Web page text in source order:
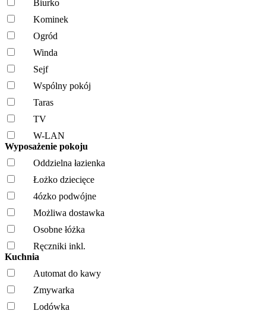
Biurko
Kominek
Ogród
Winda
Sejf
Wspólny pokój
Taras
TV
W-LAN
Wyposażenie pokoju
Oddzielna łazienka
Łożko dziecięce
4ózko podwójne
Możliwa dostawka
Osobne łóżka
Ręczniki inkl.
Kuchnia
Automat do kawy
Zmywarka
Lodówka